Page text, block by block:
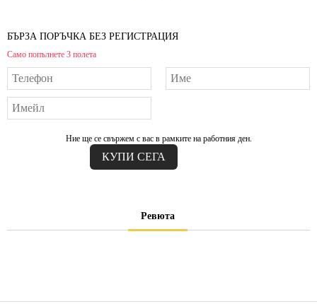
БЪРЗА ПОРЪЧКА БЕЗ РЕГИСТРАЦИЯ
Само попълнете 3 полета
Ние ще се свържем с вас в рамките на работния ден.
Ревюта